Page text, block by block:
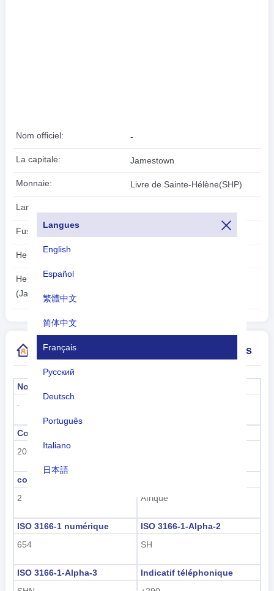
Langues
English
Español
繁體中文
简体中文
Français
Русский
Deutsch
Português
Italiano
日本語
tiếng Việt
한국어
Nom officiel: -
La capitale: Jamestown
Monnaie: Livre de Sainte-Hélène(SHP)
Langues:
Fuseau horaire:
Heure d'été:
Heure locale:
(Jamestown)
Plus d'informations sur l'indicatif de pays
Nom officiel
-
Code de sous-région
202
code de région
2
Afrique
ISO 3166-1 numérique
654
ISO 3166-1-Alpha-2
SH
ISO 3166-1-Alpha-3
Indicatif téléphonique